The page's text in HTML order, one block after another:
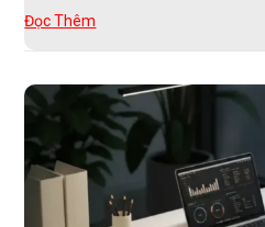
Đọc Thêm